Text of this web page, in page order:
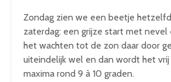
Zondag zien we een beetje
zaterdag: een grijze start met nevel
het wachten tot de zon daar door
uiteindelijk wel en dan wordt het
maxima rond 9 à 10 graden.